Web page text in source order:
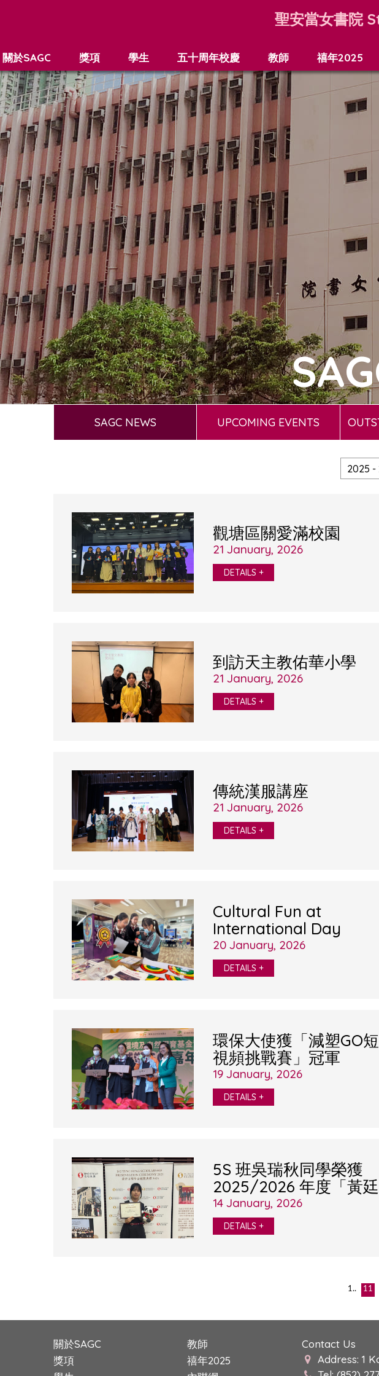
聖安當女書院
關於SAGC 獎項 學生 五十周年校慶 教師 禧年2025
SAGC NEWS UPCOMING EVENTS
觀塘區關愛滿校園
21 January, 2026
DETAILS +
到訪天主教佑華小學
21 January, 2026
DETAILS +
傳統漢服講座
21 January, 2026
DETAILS +
Cultural Fun at
International Day
20 January, 2026
DETAILS +
環保大使獲「減塑GO短
視頻挑戰賽」冠軍
19 January, 2026
DETAILS +
5S 班吳瑞秋同學榮獲
2025/2026 年度「黃廷
方獎學金」
14 January, 2026
DETAILS +
1.. 11
關於SAGC
獎項
教師
禧年2025
Contact Us
Address: 1